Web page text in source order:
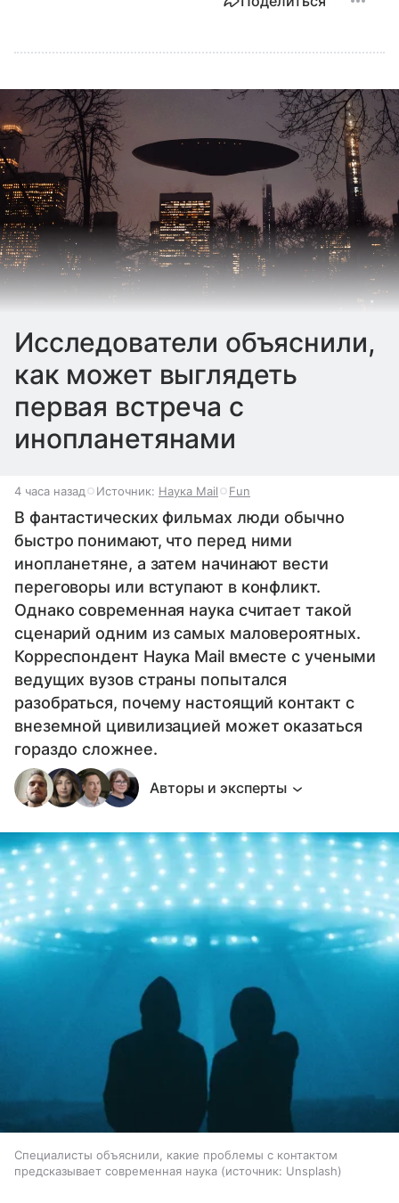
Исследователи объяснили,
как может выглядеть
первая встреча с
инопланетянами
4 часа назад Источник: Наука Mail Fun
В фантастических фильмах люди обычно
быстро понимают, что перед ними
инопланетяне, а затем начинают вести
переговоры или вступают в конфликт.
Однако современная наука считает такой
сценарий одним из самых маловероятных.
Корреспондент Наука Mail вместе с учеными
ведущих вузов страны попытался
разобраться, почему настоящий контакт с
внеземной цивилизацией может оказаться
гораздо сложнее.
Авторы и эксперты
Специалисты объяснили, какие проблемы с контактом
предсказывает современная наука
источник: Unsplash